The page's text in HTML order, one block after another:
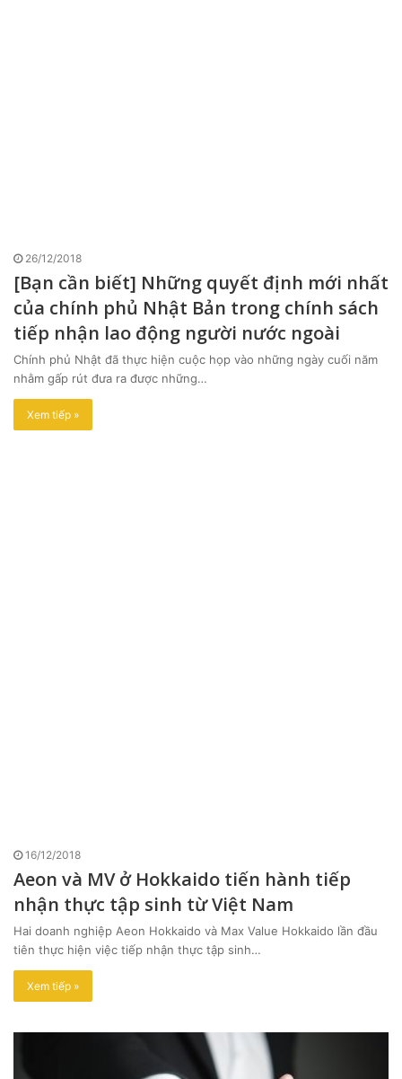
26/12/2018
[Bạn cần biết] Những quyết định mới nhất
của chính phủ Nhật Bản trong chính sách
tiếp nhận lao động người nước ngoài
Chính phủ Nhật đã thực hiện cuộc họp vào những ngày cuối năm
nhằm gấp rút đưa ra được những…
Xem tiếp »
16/12/2018
Aeon và MV ở Hokkaido tiến hành tiếp
nhận thực tập sinh từ Việt Nam
Hai doanh nghiệp Aeon Hokkaido và Max Value Hokkaido lần đầu
tiên thực hiện việc tiếp nhận thực tập sinh…
Xem tiếp »